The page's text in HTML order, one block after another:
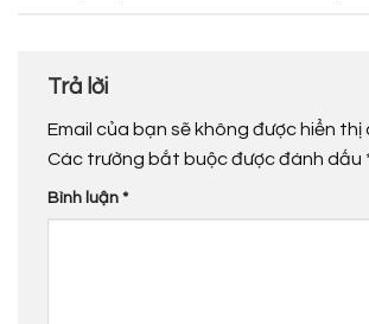
Trả lời
Email của bạn sẽ không được hiển thị
Các trường bắt buộc được đánh dấu
Bình luận *